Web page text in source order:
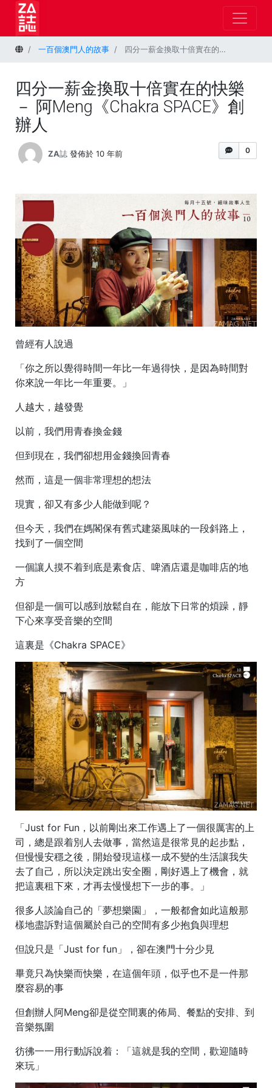
首頁 一百個澳門人的故事 四分一薪金換取十倍實在的快樂－ 阿Meng《Chakra SPACE》創辦人
四分一薪金換取十倍實在的快樂
－ 阿Meng《Chakra SPACE》創
辦人
0
ZA誌 發佈於 10 年前
曾經有人說過
「你之所以覺得時間一年比一年過得快，是因為時間對
你來說一年比一年重要。」
人越大，越發覺
以前，我們用青春換金錢
但到現在，我們卻想用金錢換回青春
然而，這是一個非常理想的想法
現實，卻又有多少人能做到呢？
但今天，我們在媽閣保有舊式建築風味的一段斜路上，
找到了一個空間
一個讓人摸不着到底是素食店、啤酒店還是咖啡店的地
方
但卻是一個可以感到放鬆自在，能放下日常的煩躁，靜
下心來享受音樂的空間
這裏是《Chakra SPACE》
「Just for Fun，以前剛出來工作遇上了一個很厲害的上
司，總是跟着別人去做事，當然這是很常見的起步點，
但慢慢安穩之後，開始發現這樣一成不變的生活讓我失
去了自己，所以決定跳出安全圈，剛好遇上了機會，就
把這裏租下來，才再去慢慢想下一步的事。」
很多人談論自己的「夢想樂園」，一般都會如此這般那
樣地盡訴對這個屬於自己的空間有多少抱負與理想
但說只是「Just for fun」，卻在澳門十分少見
畢竟只為快樂而快樂，在這個年頭，似乎也不是一件那
麼容易的事
但創辦人阿Meng卻是從空間裏的佈局、餐點的安排、到
音樂氛圍
彷彿一一用行動訴說着：「這就是我的空間，歡迎隨時
來玩」